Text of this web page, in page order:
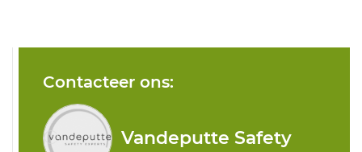
Contacteer ons:
Vandeputte Safety